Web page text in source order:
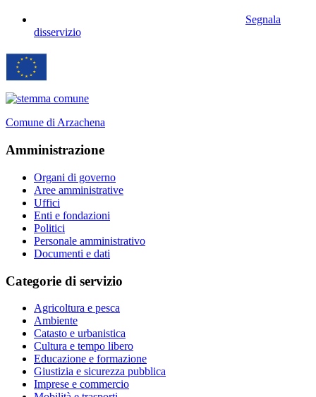
Segnala
disservizio
Comune di Arzachena
Amministrazione
Organi di governo
Aree amministrative
Uffici
Enti e fondazioni
Politici
Personale amministrativo
Documenti e dati
Categorie di servizio
Agricoltura e pesca
Ambiente
Catasto e urbanistica
Cultura e tempo libero
Educazione e formazione
Giustizia e sicurezza pubblica
Imprese e commercio